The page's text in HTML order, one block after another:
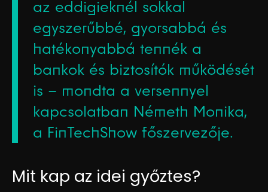
az eddigieknél sokkal
egyszerűbbé, gyorsabbá és
hatékonyabbá tennék a
bankok és biztosítók működését
is – mondta a versennyel
kapcsolatban Németh Monika,
a FinTechShow főszervezője.
Mit kap az idei győztes?